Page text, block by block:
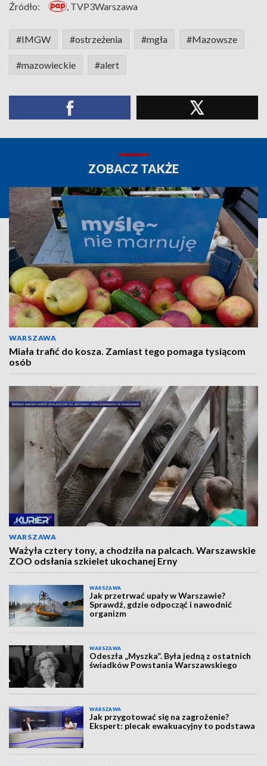
Źródło: , TVP3Warszawa
#IMGW #ostrzeżenia #mgła #Mazowsze
#mazowieckie #alert
ZOBACZ TAKŻE
WARSZAWA
Miała trafić do kosza. Zamiast tego pomaga tysiącom
osób
WARSZAWA
Ważyła cztery tony, a chodziła na palcach. Warszawskie
ZOO odsłania szkielet ukochanej Erny
WARSZAWA
Jak przetrwać upały w Warszawie?
Sprawdź, gdzie odpocząć i nawodnić
organizm
WARSZAWA
Odeszła „Myszka”. Była jedną z ostatnich
świadków Powstania Warszawskiego
WARSZAWA
Jak przygotować się na zagrożenie?
Ekspert: plecak ewakuacyjny to podstawa